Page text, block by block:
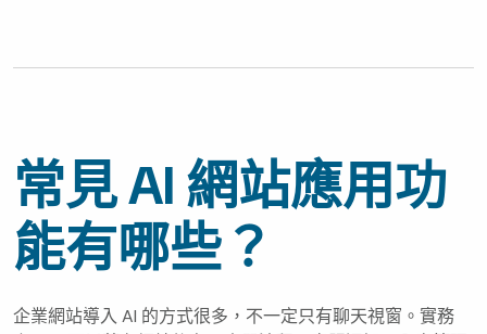
常見 AI 網站應用功
能有哪些？
企業網站導入 AI 的方式很多，不一定只有聊天視窗。實務